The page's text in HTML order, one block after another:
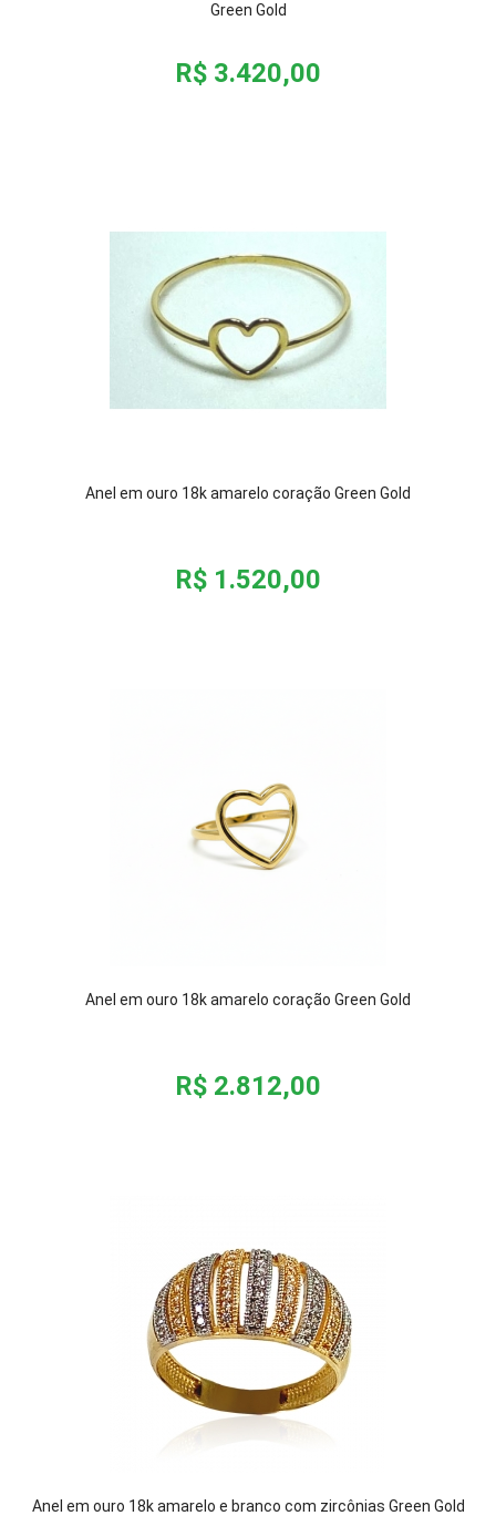
Green Gold
R$ 3.420,00
Anel em ouro 18k amarelo coração Green Gold
R$ 1.520,00
Anel em ouro 18k amarelo coração Green Gold
R$ 2.812,00
Anel em ouro 18k amarelo e branco com zircônias Green Gold